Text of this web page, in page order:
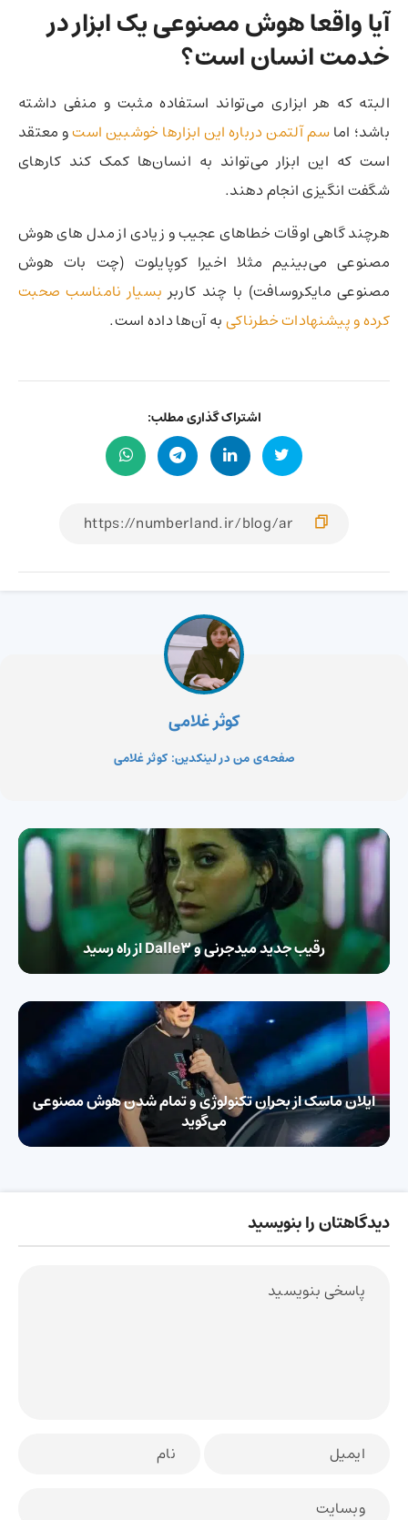
آیا واقعا هوش مصنوعی یک ابزار در
خدمت انسان است؟
البته که هر ابزاری می‌تواند استفاده مثبت و منفی داشته
باشد؛‌ اماسم آلتمن درباره این ابزارها خوشبین استو معتقد
است که این ابزار می‌تواند به انسان‌ها کمک کند کارهای
شگفت انگیزی انجام دهند.
هرچند گاهی اوقات خطاهای عجیب و زیادی از مدل های هوش
مصنوعی‌ می‌بینیم مثلا اخیرا کوپایلوت (چت بات هوش
مصنوعی مایکروسافت)‌ با چند کاربربسیار نامناسب صحبت
کرده و پیشنهادات خطرناکیبه آ‌ن‌ها داده است.
اشتراک گذاری مطلب:
کوثر غلامی
صفحه‌ی من در لینکدین: کوثر غلامی
رقیب جدید میدجرنی و Dalle3 از راه رسید
ایلان ماسک از بحران تکنولوژی و تمام شدن هوش مصنوعی
می‌گوید
دیدگاهتان را بنویسید